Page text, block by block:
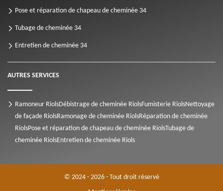
Pose et réparation de chapeau de cheminée 34
Tubage de cheminée 34
Entretien de cheminée 34
AUTRES SERVICES
Ramoneur RiolsDébistrage de cheminée RiolsFumisterie RiolsNettoyage
de façade RiolsRamonage de cheminée RiolsRéparation de cheminée
RiolsPose et réparation de chapeau de cheminée RiolsTubage de
cheminée RiolsEntretien de cheminée Riols
© 2024 - 2026 - Tout droit réservé